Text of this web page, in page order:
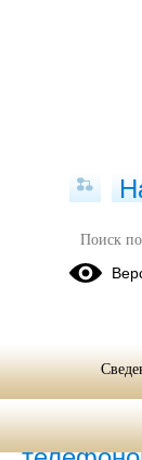
2017-
Замена